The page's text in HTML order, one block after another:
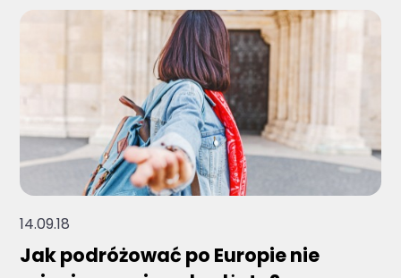
14.09.18
Jak podróżować po Europie nie